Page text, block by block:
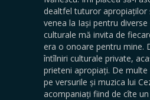
dealtfel tuturor apropiaților
venea la Iași pentru
culturale mă invita de
era o onoare pentru mine.
întîlniri culturale private,
prieteni apropiați. De
pe versurile și muzica lui
acompaniați fiind de cîte